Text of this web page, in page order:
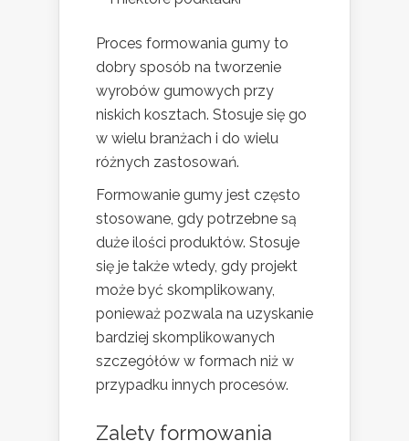
Proces formowania gumy to
dobry sposób na tworzenie
wyrobów gumowych przy
niskich kosztach. Stosuje się go
w wielu branżach i do wielu
różnych zastosowań.
Formowanie gumy jest często
stosowane, gdy potrzebne są
duże ilości produktów. Stosuje
się je także wtedy, gdy projekt
może być skomplikowany,
ponieważ pozwala na uzyskanie
bardziej skomplikowanych
szczegółów w formach niż w
przypadku innych procesów.
Zalety formowania